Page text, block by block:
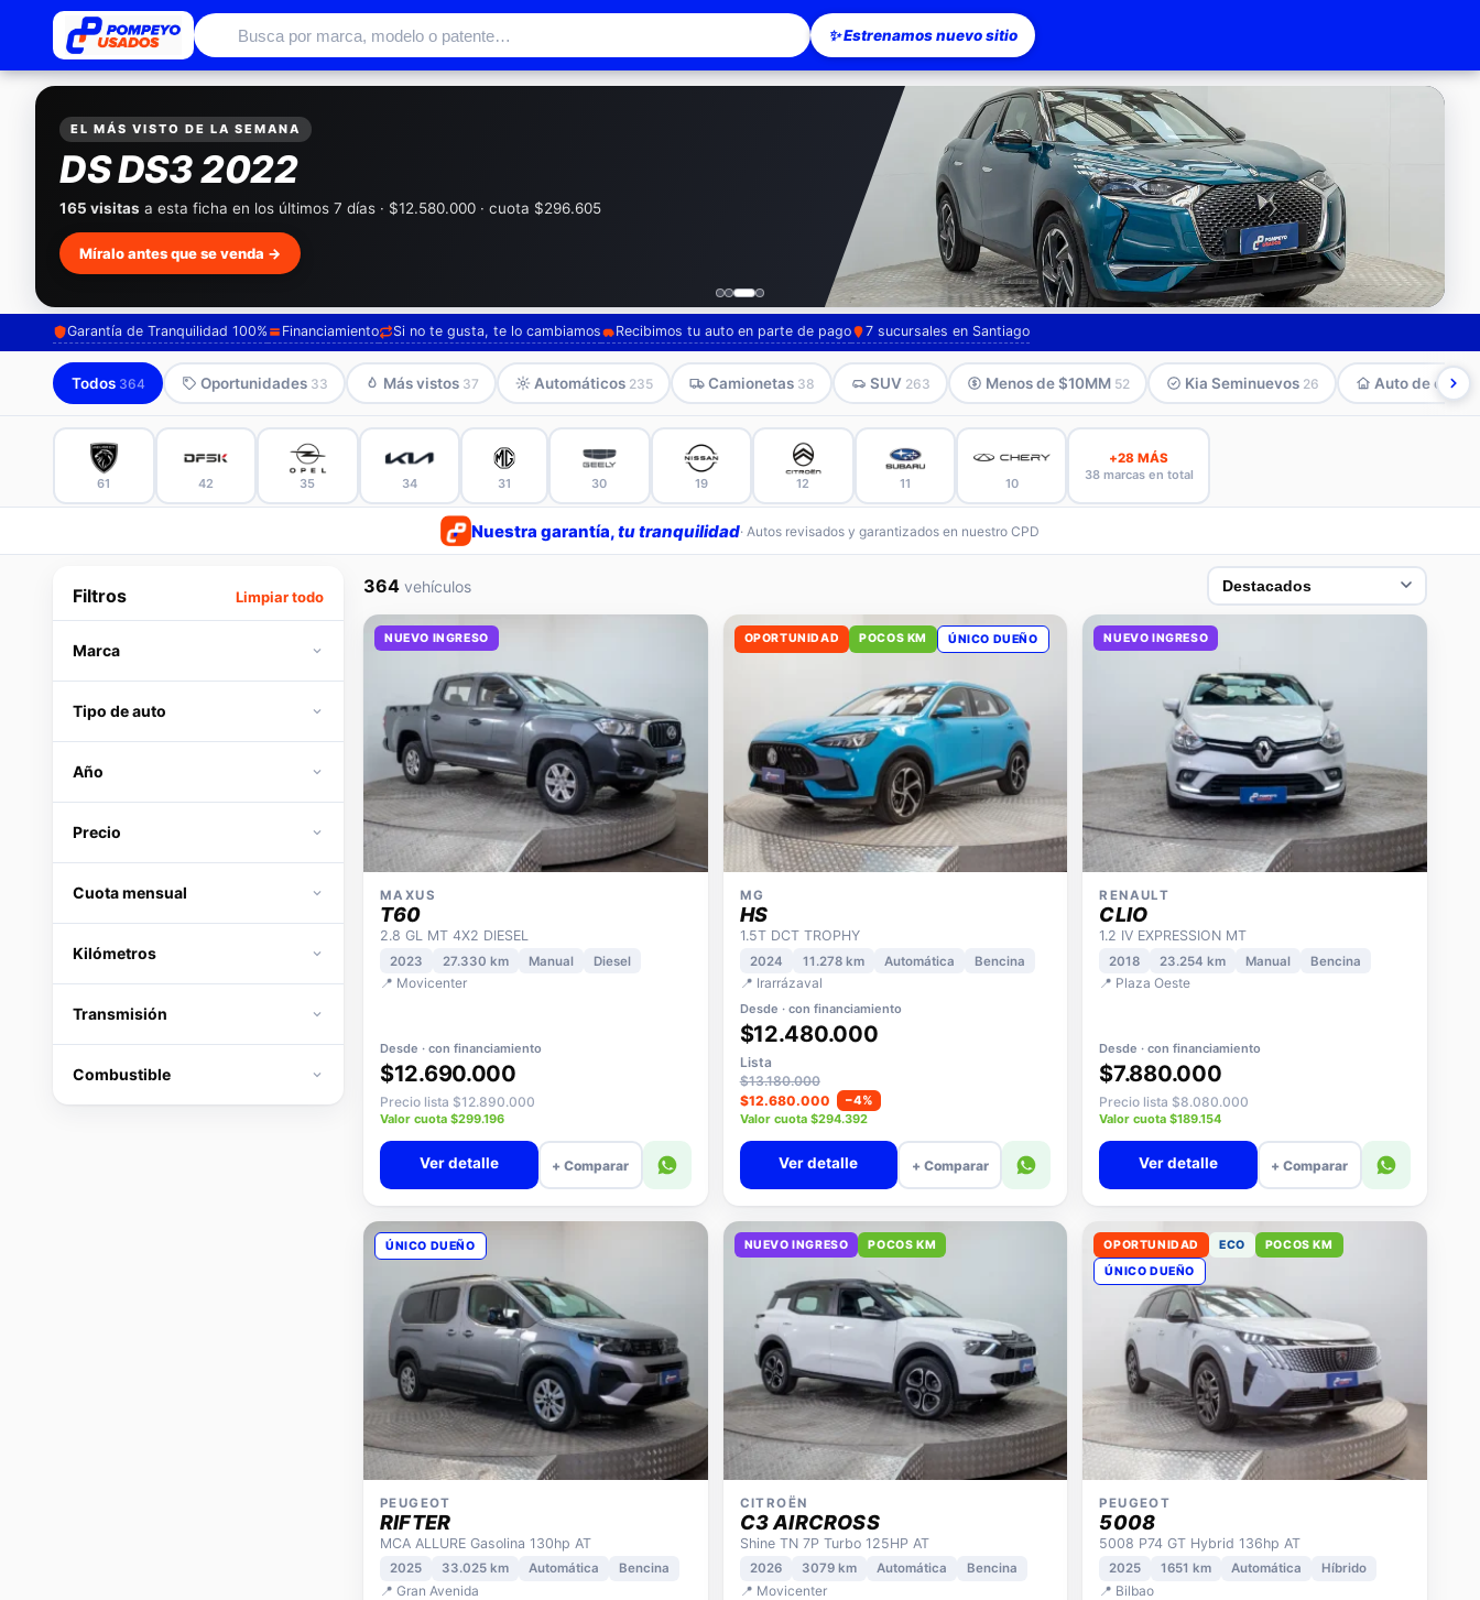
✨ Estrenamos nuevo sitio
Autos usados con garantía de concesionario en Santiago — Pompeyo Carrasco
EL MÁS VISTO DE LA SEMANA
DS DS3 2022
165 visitas a esta ficha en los últimos 7 días · $12.580.000 · cuota $296.605
Míralo antes que se venda →
Garantía de Tranquilidad 100% Financiamiento Si no te gusta, te lo cambiamos Recibimos tu auto en parte de pago 7 sucursales en Santiago
Todos 364 Oportunidades 33 Más vistos 37 Automáticos 235 Camionetas 38 SUV 263 Menos de $10MM 52 Kia Seminuevos 26 Auto de
61 42 35 34 31 30 19 12 11 10
+28 MÁS
38 marcas en total
Nuestra garantía,tu tranquilidad· Autos revisados y garantizados en nuestro CPD
Filtros Limpiar todo
Marca
Tipo de auto
Año
Precio
Cuota mensual
Kilómetros
Transmisión
Combustible
364 vehículos
NUEVO INGRESO
MAXUS
T60
2.8 GL MT 4X2 DIESEL
2023 27.330 km Manual Diesel
📍 Movicenter
Desde · con financiamiento
$12.690.000
Precio lista $12.890.000
Valor cuota $299.196
Ver detalle + Comparar
OPORTUNIDAD POCOS KM ÚNICO DUEÑO
MG
HS
1.5T DCT TROPHY
2024 11.278 km Automática Bencina
📍 Irarrázaval
Desde · con financiamiento
$12.480.000
Lista
$13.180.000
$12.680.000
−4%
Valor cuota $294.392
Ver detalle + Comparar
NUEVO INGRESO
RENAULT
CLIO
1.2 IV EXPRESSION MT
2018 23.254 km Manual Bencina
📍 Plaza Oeste
Desde · con financiamiento
$7.880.000
Precio lista $8.080.000
Valor cuota $189.154
Ver detalle + Comparar
ÚNICO DUEÑO
PEUGEOT
RIFTER
MCA ALLURE Gasolina 130hp AT
2025 33.025 km Automática Bencina
📍 Gran Avenida
NUEVO INGRESO POCOS KM
CITROËN
C3 AIRCROSS
Shine TN 7P Turbo 125HP AT
2026 3079 km Automática Bencina
📍 Movicenter
OPORTUNIDAD ECO
POCOS KM
ÚNICO DUEÑO
PEUGEOT
5008
5008 P74 GT Hybrid 136hp AT
2025 1651 km Automática Híbrido
📍 Bilbao